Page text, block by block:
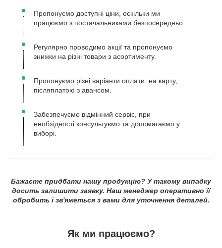
Пропонуємо доступні ціни, оскільки ми
працюємо з постачальниками безпосередньо.
Регулярно проводимо акції та пропонуємо
знижки на різні товари з асортименту.
Пропонуємо різні варіанти оплати: на карту,
післяплатою з авансом.
Забезпечуємо відмінний сервіс, при
необхідності консультуємо та допомагаємо у
виборі.
Бажаєте придбати нашу продукцію? У такому випадку
досить залишити заявку. Наш менеджер оперативно її
обробить і зв'яжеться з вами для уточнення деталей.
Як ми працюємо?